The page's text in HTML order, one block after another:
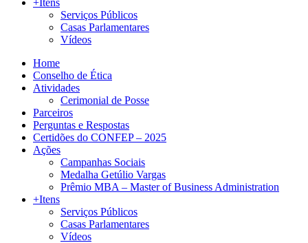
Serviços Públicos
Casas Parlamentares
Vídeos
Home
Conselho de Ética
Atividades
Cerimonial de Posse
Parceiros
Perguntas e Respostas
Certidões do CONFEP – 2025
Ações
Campanhas Sociais
Medalha Getúlio Vargas
Prêmio MBA – Master of Business Administration
+Itens
Serviços Públicos
Casas Parlamentares
Vídeos